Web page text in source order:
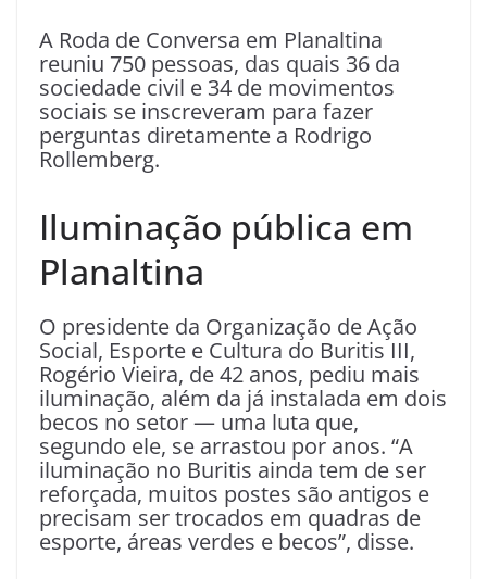
A Roda de Conversa em Planaltina
reuniu 750 pessoas, das quais 36 da
sociedade civil e 34 de movimentos
sociais se inscreveram para fazer
perguntas diretamente a Rodrigo
Rollemberg.
Iluminação pública em
Planaltina
O presidente da Organização de Ação
Social, Esporte e Cultura do Buritis III,
Rogério Vieira, de 42 anos, pediu mais
iluminação, além da já instalada em dois
becos no setor — uma luta que,
segundo ele, se arrastou por anos. “A
iluminação no Buritis ainda tem de ser
reforçada, muitos postes são antigos e
precisam ser trocados em quadras de
esporte, áreas verdes e becos”, disse.